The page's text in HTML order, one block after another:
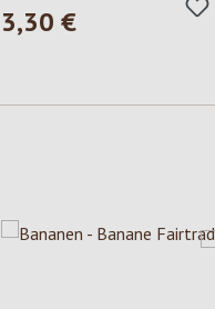
Prezzo normale:
3,30 €